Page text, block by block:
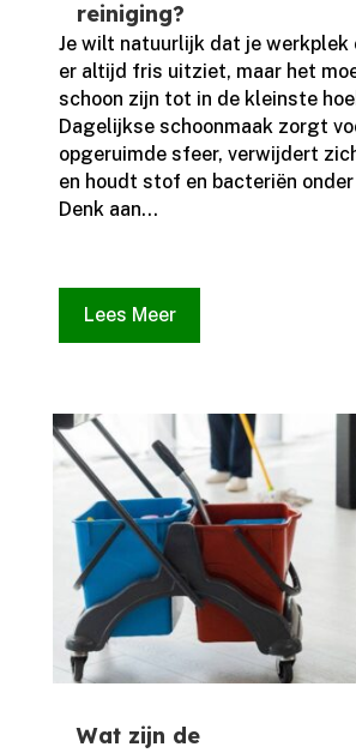
reiniging?
Je wilt natuurlijk dat je werkplek
er altijd fris uitziet, maar het
schoon zijn tot in de kleinste
Dagelijkse schoonmaak zorgt
opgeruimde sfeer, verwijdert
en houdt stof en bacteriën
Denk aan...
Lees Meer
Wat zijn de